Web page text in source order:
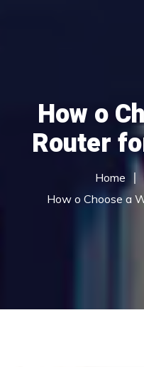
Call
How o
Router
Home
How o Choose a